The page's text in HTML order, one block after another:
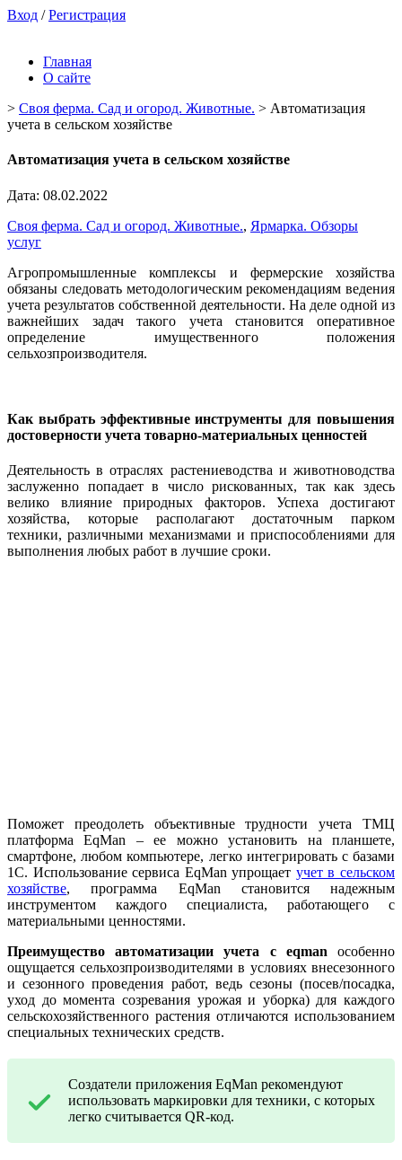
Вход /Регистрация
Главная
О сайте
> Своя ферма. Сад и огород. Животные. > Автоматизация
учета в сельском хозяйстве
Автоматизация учета в сельском хозяйстве
Дата: 08.02.2022
Своя ферма. Сад и огород. Животные., Ярмарка. Обзоры
услуг
Агропромышленные комплексы и фермерские хозяйства
обязаны следовать методологическим рекомендациям ведения
учета результатов собственной деятельности. На деле одной из
важнейших задач такого учета становится оперативное
определение имущественного положения
сельхозпроизводителя.
Как выбрать эффективные инструменты для повышения
достоверности учета товарно-материальных ценностей
Деятельность в отраслях растениеводства и животноводства
заслуженно попадает в число рискованных, так как здесь
велико влияние природных факторов. Успеха достигают
хозяйства, которые располагают достаточным парком
техники, различными механизмами и приспособлениями для
выполнения любых работ в лучшие сроки.
Поможет преодолеть объективные трудности учета ТМЦ
платформа EqMan – ее можно установить на планшете,
смартфоне, любом компьютере, легко интегрировать с базами
1С. Использование сервиса EqMan упрощает учет в сельском
хозяйстве, программа EqMan становится надежным
инструментом каждого специалиста, работающего с
материальными ценностями.
Преимущество автоматизации учета с eqman особенно
ощущается сельхозпроизводителями в условиях внесезонного
и сезонного проведения работ, ведь сезоны (посев/посадка,
уход до момента созревания урожая и уборка) для каждого
сельскохозяйственного растения отличаются использованием
специальных технических средств.
Создатели приложения EqMan рекомендуют
использовать маркировки для техники, с которых
легко считывается QR-код.